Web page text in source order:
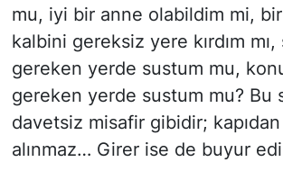
mu, iyi bir anne olabildim mi, bir
kalbini gereksiz yere kırdım mı,
gereken yerde sustum mu,
gereken yerde sustum mu? Bu
davetsiz misafir gibidir;
alınmaz… Girer ise de buyur